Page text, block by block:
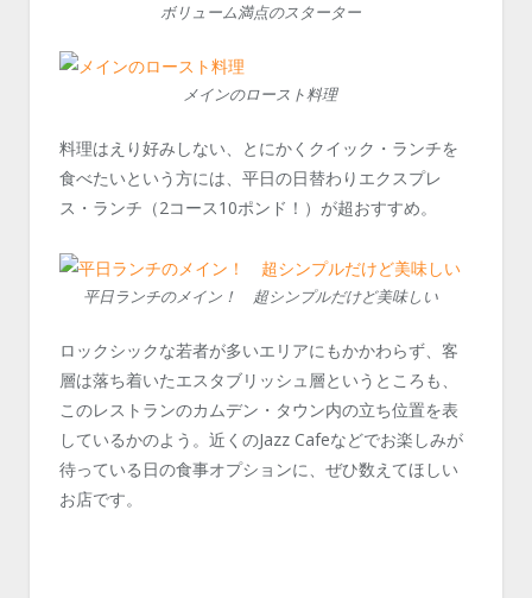
ボリューム満点のスターター
メインのロースト料理
料理はえり好みしない、とにかくクイック・ランチを
食べたいという方には、平日の日替わりエクスプレ
ス・ランチ（2コース10ポンド！）が超おすすめ。
平日ランチのメイン！ 超シンプルだけど美味しい
ロックシックな若者が多いエリアにもかかわらず、客
層は落ち着いたエスタブリッシュ層というところも、
このレストランのカムデン・タウン内の立ち位置を表
しているかのよう。近くのJazz Cafeなどでお楽しみが
待っている日の食事オプションに、ぜひ数えてほしい
お店です。